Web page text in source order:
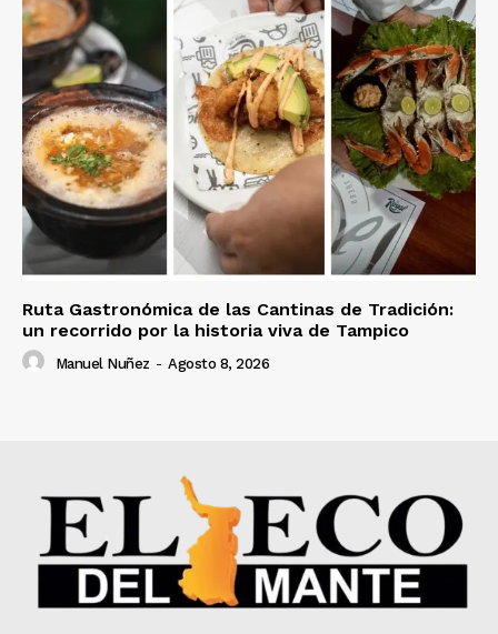
Ruta Gastronómica de las Cantinas de Tradición:
un recorrido por la historia viva de Tampico
Manuel Nuñez - Agosto 8, 2026